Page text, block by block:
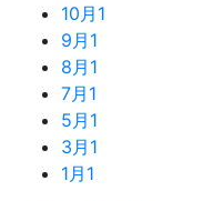
10月 1
9月 1
8月 1
7月 1
5月 1
3月 1
1月 1